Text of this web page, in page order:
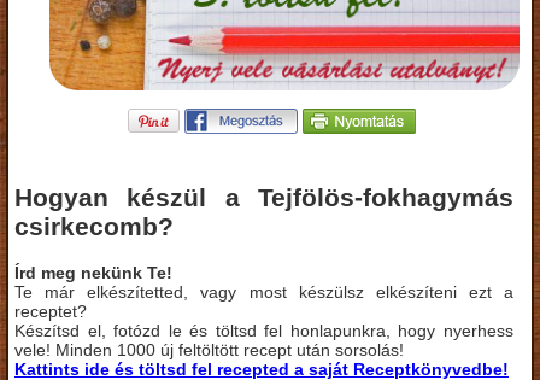
Hogyan készül a Tejfölös-fokhagymás
csirkecomb?
Írd meg nekünk Te!
Te már elkészítetted, vagy most készülsz elkészíteni ezt a
receptet?
Készítsd el, fotózd le és töltsd fel honlapunkra, hogy nyerhess
vele! Minden 1000 új feltöltött recept után sorsolás!
Kattints ide és töltsd fel recepted a saját Receptkönyvedbe!